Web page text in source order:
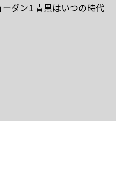
ーダン1 青黒はいつの時代